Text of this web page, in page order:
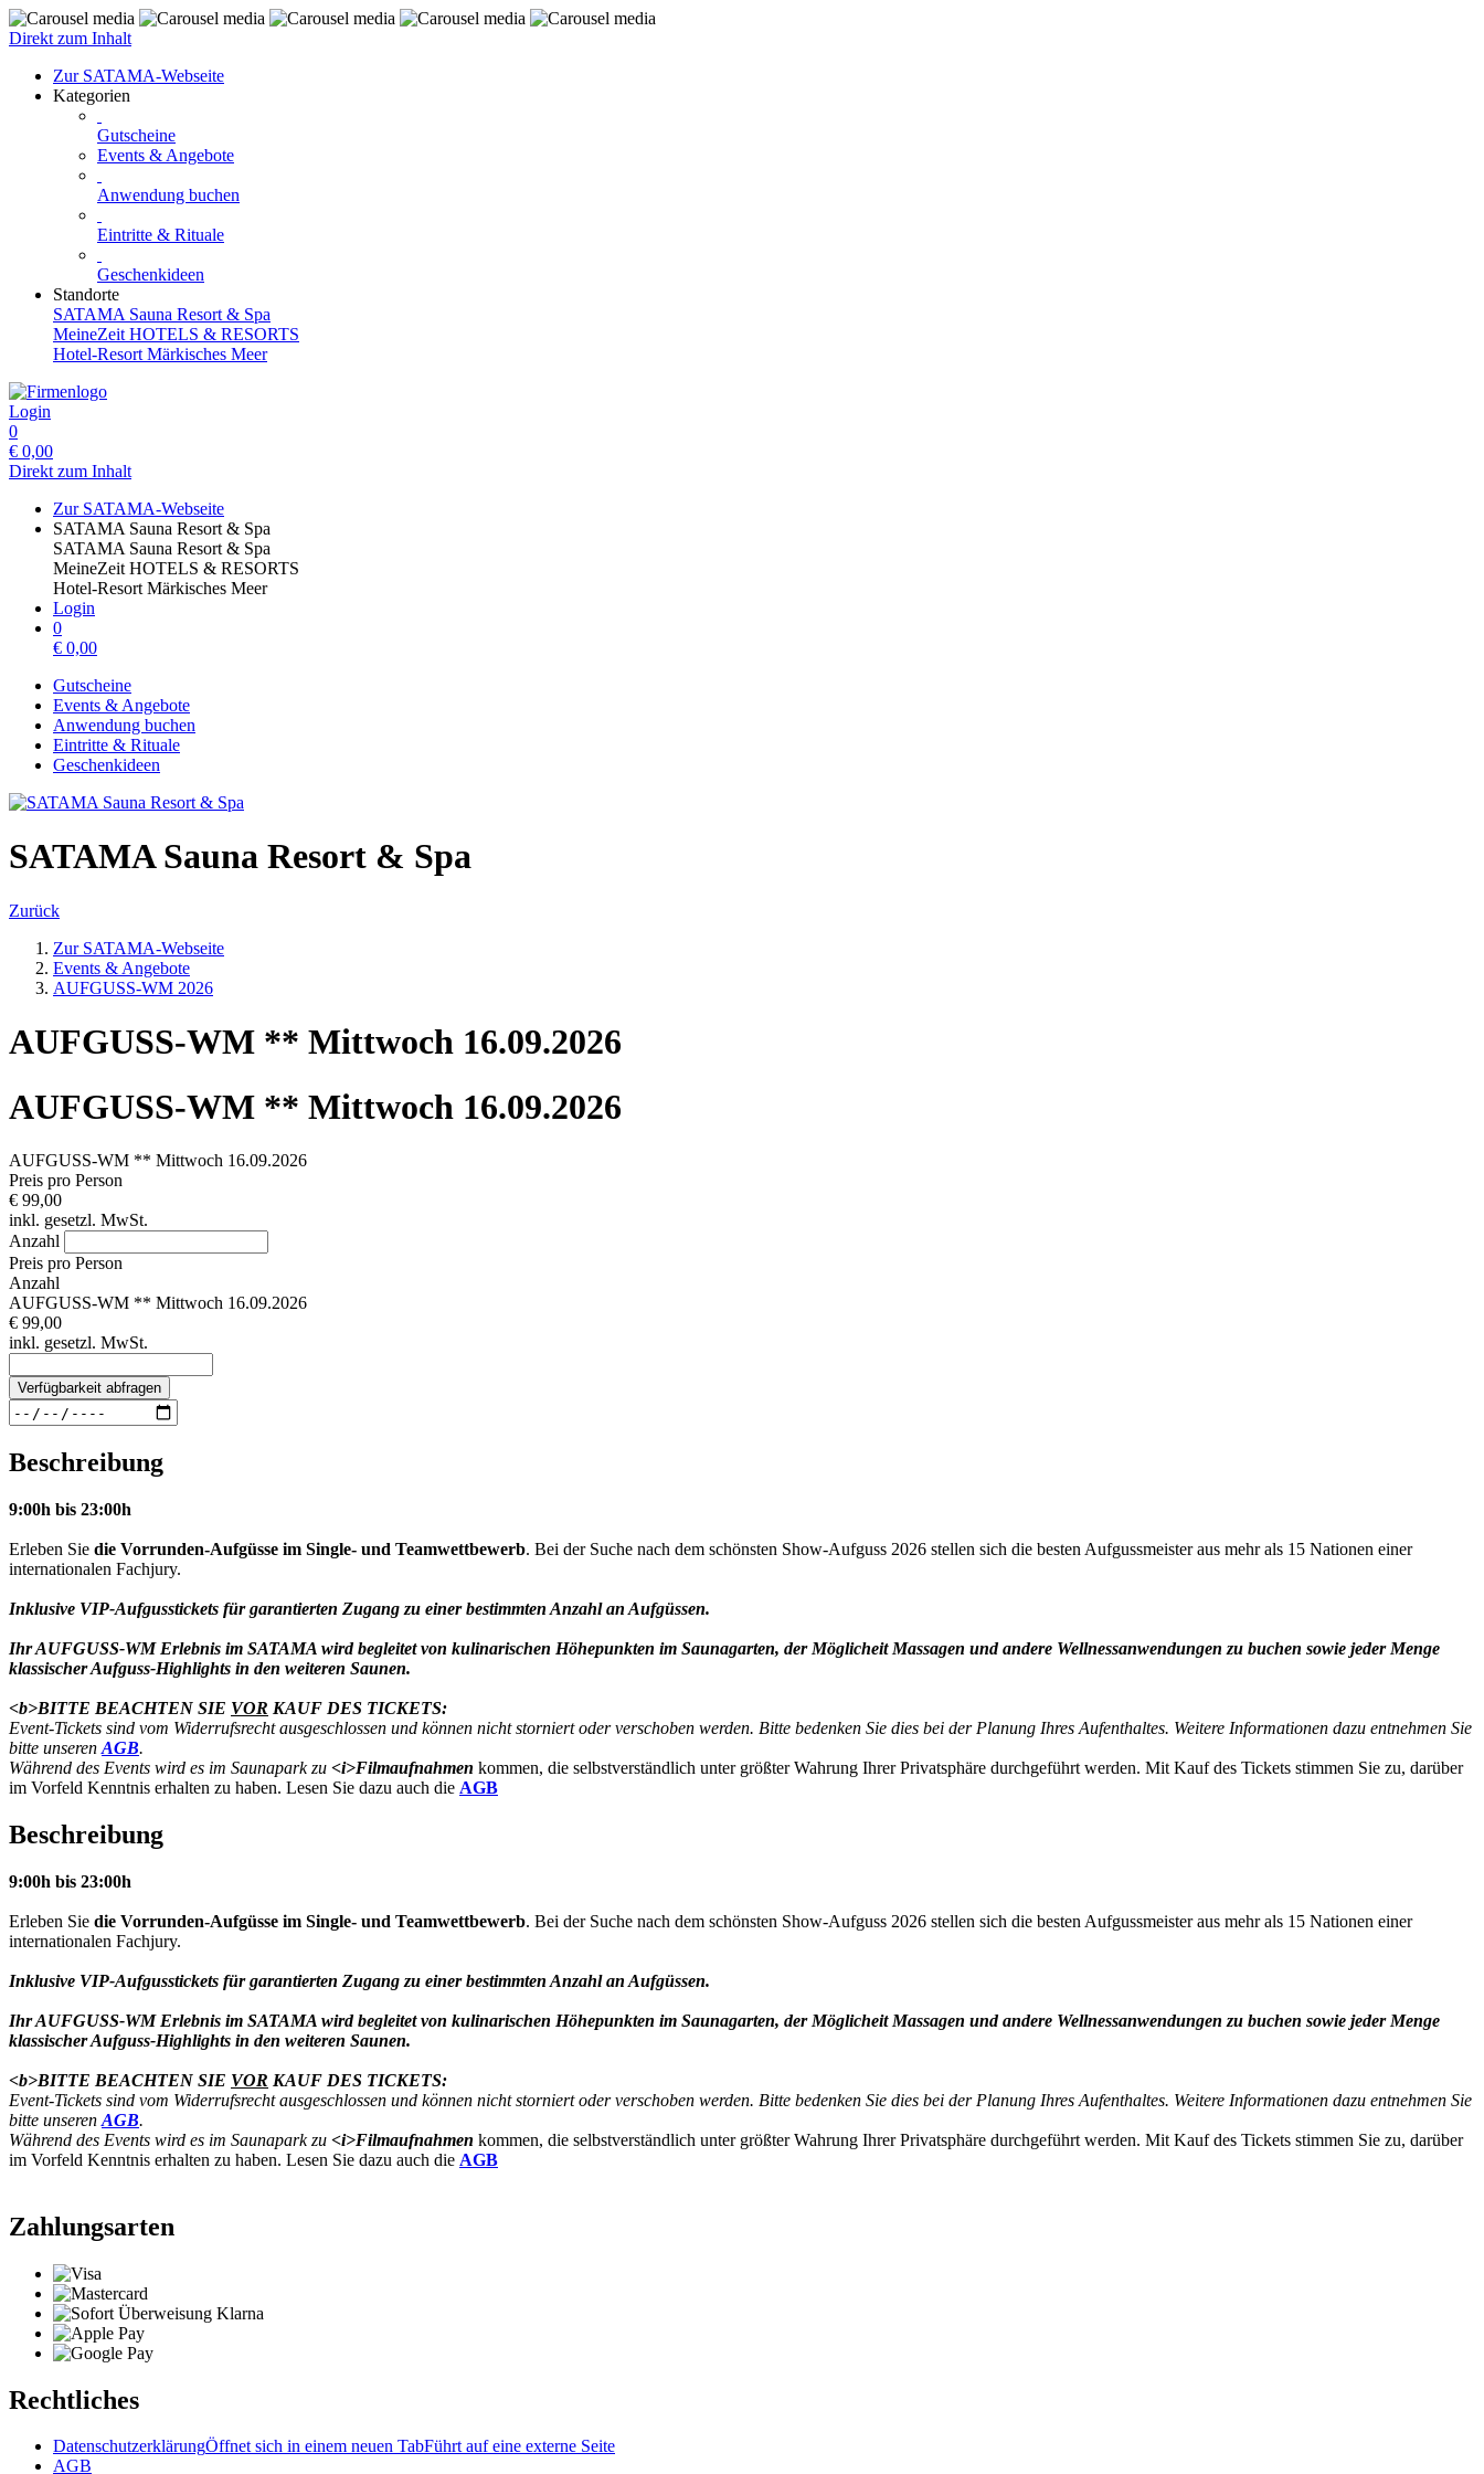
Direkt zum Inhalt
Zur SATAMA-Webseite
Kategorien
Gutscheine
Events & Angebote
Anwendung buchen
Eintritte & Rituale
Geschenkideen
Standorte
SATAMA Sauna Resort & Spa
MeineZeit HOTELS & RESORTS
Hotel-Resort Märkisches Meer
Login
0
€ 0,00
Direkt zum Inhalt
Zur SATAMA-Webseite
SATAMA Sauna Resort & Spa
SATAMA Sauna Resort & Spa
MeineZeit HOTELS & RESORTS
Hotel-Resort Märkisches Meer
Login
0
€ 0,00
Gutscheine
Events & Angebote
Anwendung buchen
Eintritte & Rituale
Geschenkideen
SATAMA Sauna Resort & Spa
Zurück
Zur SATAMA-Webseite
Events & Angebote
AUFGUSS-WM 2026
AUFGUSS-WM ** Mittwoch 16.09.2026
AUFGUSS-WM ** Mittwoch 16.09.2026
AUFGUSS-WM ** Mittwoch 16.09.2026
Preis pro Person
€ 99,00
inkl. gesetzl. MwSt.
Anzahl
Preis pro Person
Anzahl
AUFGUSS-WM ** Mittwoch 16.09.2026
€ 99,00
inkl. gesetzl. MwSt.
Verfügbarkeit abfragen
Beschreibung
9:00h bis 23:00h
Erleben Sie die Vorrunden-Aufgüsse im Single- und Teamwettbewerb. Bei der Suche nach dem schönsten Show-Aufguss 2026 stellen sich die besten Aufgussmeister aus mehr als 15 Nationen einer
internationalen Fachjury.
Inklusive VIP-Aufgusstickets für garantierten Zugang zu einer bestimmten Anzahl an Aufgüssen.
Ihr AUFGUSS-WM Erlebnis im SATAMA wird begleitet von kulinarischen Höhepunkten im Saunagarten, der Möglicheit Massagen und andere Wellnessanwendungen zu buchen sowie jeder Menge
klassischer Aufguss-Highlights in den weiteren Saunen.
<b>BITTE BEACHTEN SIE VOR KAUF DES TICKETS:
Event-Tickets sind vom Widerrufsrecht ausgeschlossen und können nicht storniert oder verschoben werden. Bitte bedenken Sie dies bei der Planung Ihres Aufenthaltes. Weitere Informationen dazu entnehmen Sie
bitte unseren AGB.
Während des Events wird es im Saunapark zu <i>Filmaufnahmen kommen, die selbstverständlich unter größter Wahrung Ihrer Privatsphäre durchgeführt werden. Mit Kauf des Tickets stimmen Sie zu, darüber
im Vorfeld Kenntnis erhalten zu haben. Lesen Sie dazu auch die AGB
Beschreibung
9:00h bis 23:00h
Erleben Sie die Vorrunden-Aufgüsse im Single- und Teamwettbewerb. Bei der Suche nach dem schönsten Show-Aufguss 2026 stellen sich die besten Aufgussmeister aus mehr als 15 Nationen einer
internationalen Fachjury.
Inklusive VIP-Aufgusstickets für garantierten Zugang zu einer bestimmten Anzahl an Aufgüssen.
Ihr AUFGUSS-WM Erlebnis im SATAMA wird begleitet von kulinarischen Höhepunkten im Saunagarten, der Möglicheit Massagen und andere Wellnessanwendungen zu buchen sowie jeder Menge
klassischer Aufguss-Highlights in den weiteren Saunen.
<b>BITTE BEACHTEN SIE VOR KAUF DES TICKETS:
Event-Tickets sind vom Widerrufsrecht ausgeschlossen und können nicht storniert oder verschoben werden. Bitte bedenken Sie dies bei der Planung Ihres Aufenthaltes. Weitere Informationen dazu entnehmen Sie
bitte unseren AGB.
Während des Events wird es im Saunapark zu <i>Filmaufnahmen kommen, die selbstverständlich unter größter Wahrung Ihrer Privatsphäre durchgeführt werden. Mit Kauf des Tickets stimmen Sie zu, darüber
im Vorfeld Kenntnis erhalten zu haben. Lesen Sie dazu auch die AGB
Zahlungsarten
Rechtliches
DatenschutzerklärungÖffnet sich in einem neuen TabFührt auf eine externe Seite
AGB